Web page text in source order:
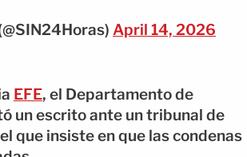
April 14, 2026
EFE, el Departamento de
un escrito ante un tribunal de
que insiste en que las condenas